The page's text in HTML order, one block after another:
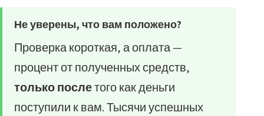
Не уверены, что вам положено?
Проверка короткая, а оплата —
процент от полученных средств,
только послетого как деньги
поступили к вам. Тысячи успешных